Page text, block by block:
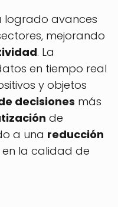
logrado avances
mejorando
. La
en tiempo real
y objetos
decisiones más
de
a una reducción
la calidad de